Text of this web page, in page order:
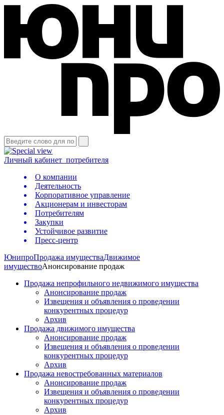
Личный кабинет потребителя
О компании
Деятельность
Корпоративное управление
Акционерам и инвесторам
Потребителям
Закупки
Устойчивое развитие
Пресс-центр
ЮнипроПродажа имуществаДвижимое
имуществоАнонсирование продаж
Продажа непрофильного недвижимого имущества
Анонсирование продаж
Извещения и объявления о проведении
конкурентных процедур
Архив
Продажа движимого имущества
Анонсирование продаж
Извещения и объявления о проведении
конкурентных процедур
Архив
Продажа невостребованных материалов
Анонсирование продаж
Извещения и объявления о проведении
конкурентных процедур
Архив